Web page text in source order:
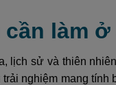
làm ở
lịch sử và thiên
nghiệm mang